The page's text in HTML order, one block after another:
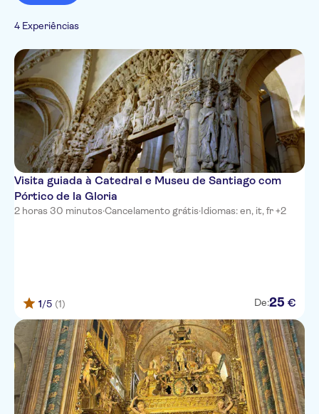
Italiano
4 Experiências
Visita guiada à Catedral e Museu de Santiago com
Pórtico de la Gloria
2 horas 30 minutos·Cancelamento grátis·Idiomas: en, it, fr +2
1/5 (1) De:25 €